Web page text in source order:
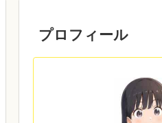
プロフィール